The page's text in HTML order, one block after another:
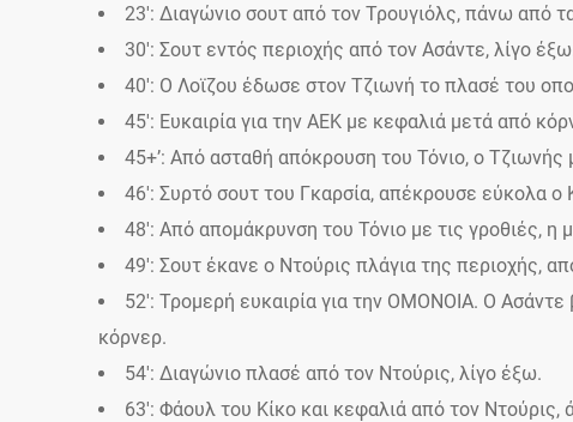
23′: Διαγώνιο σουτ από τον Τρουγιόλς, πάνω από
30′: Σουτ εντός περιοχής από τον Ασάντε, λίγο
40′: Ο Λοϊζου έδωσε στον Τζιωνή το πλασέ του
45′: Ευκαιρία για την ΑΕΚ με κεφαλιά μετά από
45+’: Από ασταθή απόκρουση του Τόνιο, ο Τζιωνής
46′: Συρτό σουτ του Γκαρσία, απέκρουσε εύκολα ο
48′: Από απομάκρυνση του Τόνιο με τις γροθιές,
49′: Σουτ έκανε ο Ντούρις πλάγια της περιοχής,
52′: Τρομερή ευκαιρία για την ΟΜΟΝΟΙΑ. Ο
κόρνερ.
54′: Διαγώνιο πλασέ από τον Ντούρις, λίγο έξω.
63′: Φάουλ του Κίκο και κεφαλιά από τον Ντούρις,